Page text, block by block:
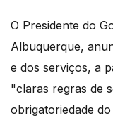
O Presidente do
Albuquerque,
e dos serviços, a
"claras regras de
obrigatoriedade